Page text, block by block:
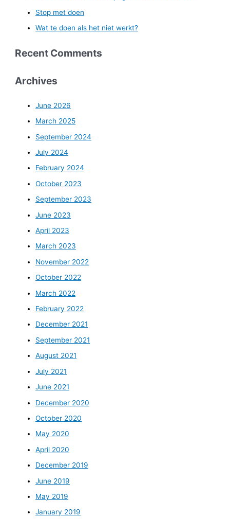
Stop met doen
Wat te doen als het niet werkt?
Recent Comments
Archives
June 2026
March 2025
September 2024
July 2024
February 2024
October 2023
September 2023
June 2023
April 2023
March 2023
November 2022
October 2022
March 2022
February 2022
December 2021
September 2021
August 2021
July 2021
June 2021
December 2020
October 2020
May 2020
April 2020
December 2019
June 2019
May 2019
January 2019